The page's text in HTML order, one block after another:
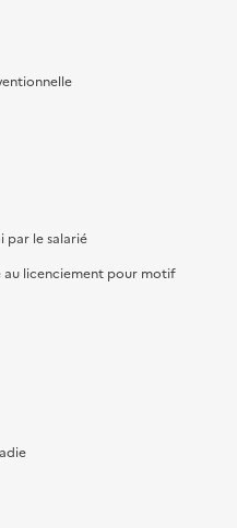
par le salarié
licenciement pour motif